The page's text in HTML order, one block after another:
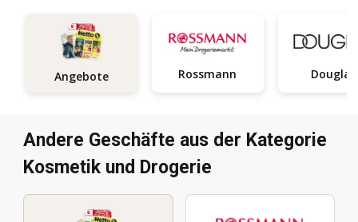
Angebote Rossmann Douglas
Andere Geschäfte aus der Kategorie
Kosmetik und Drogerie